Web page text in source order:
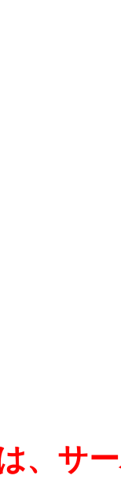
、サ